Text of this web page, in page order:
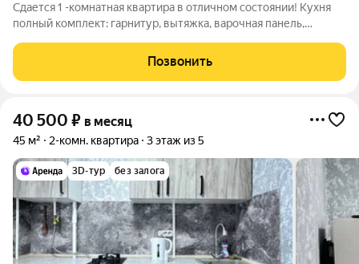
Сдается 1 -комнатная квартира в отличном состоянии! Кухня
полный комплект: гарнитур, вытяжка, варочная панель,
Из кухни выход на лоджию. Комната 20 кв. м. Шикарный жилой
комплекс с огороженной
Позвонить
40 500 ₽ в месяц
45 м² 2-комн. квартира 3 этаж из 5
3D-тур без залога